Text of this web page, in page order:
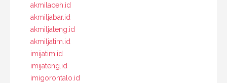
akmilaceh.id
akmiljabar.id
akmiljateng.id
akmiljatim.id
imijatim.id
imijateng.id
imigorontalo.id